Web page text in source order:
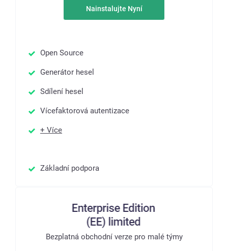
Nainstalujte Nyní
Open Source
Generátor hesel
Sdílení hesel
Vícefaktorová autentizace
+ Více
Základní podpora
Bezplatná obchodní verze pro malé týmy